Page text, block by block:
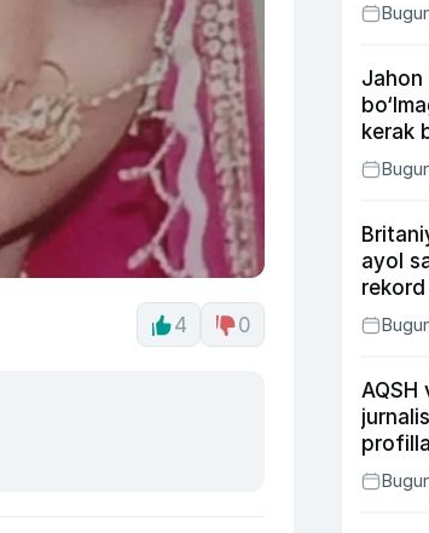
4 0
Jahon
kerak
ayol
AQSH
etilishi